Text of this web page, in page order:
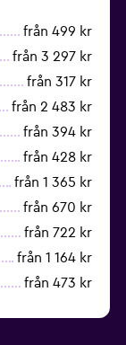
från 499 kr
från 3 297 kr
från 317 kr
från 2 483 kr
från 394 kr
från 428 kr
från 1 365 kr
från 670 kr
från 722 kr
från 1 164 kr
från 473 kr